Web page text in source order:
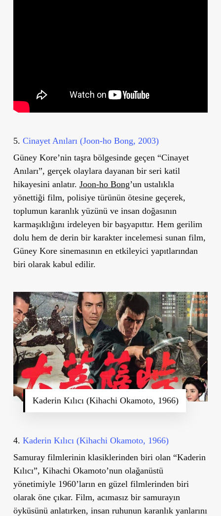
5. Cinayet Anıları (Joon-ho Bong, 2003)
Güney Kore’nin taşra bölgesinde geçen “Cinayet
Anıları”, gerçek olaylara dayanan bir seri katil
hikayesini anlatır. Joon-ho Bong’un ustalıkla
yönettiği film, polisiye türünün ötesine geçerek,
toplumun karanlık yüzünü ve insan doğasının
karmaşıklığını irdeleyen bir başyapıttır. Hem gerilim
dolu hem de derin bir karakter incelemesi sunan film,
Güney Kore sinemasının en etkileyici yapıtlarından
biri olarak kabul edilir.
Kaderin Kılıcı (Kihachi Okamoto, 1966)
4. Kaderin Kılıcı (Kihachi Okamoto, 1966)
Samuray filmlerinin klasiklerinden biri olan “Kaderin
Kılıcı”, Kihachi Okamoto’nun olağanüstü
yönetimiyle 1960’ların en güzel filmlerinden biri
olarak öne çıkar. Film, acımasız bir samurayın
öyküsünü anlatırken, insan ruhunun karanlık yanlarını